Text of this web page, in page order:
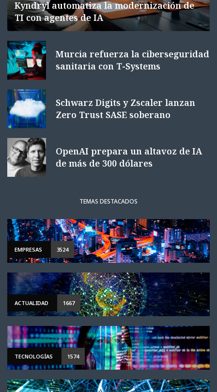
Kyndryl automatiza la modernización de
TI con agentes de IA
Murcia refuerza la ciberseguridad
sanitaria con T-Systems
Schwarz Digits y Zscaler lanzan
Zero Trust SASE soberano
OpenAI prepara un altavoz de IA
de más de 300 dólares
TEMAS DESTACADOS
EMPRESAS 3524
ACTUALIDAD 1667
TECNOLOGÍAS 1574